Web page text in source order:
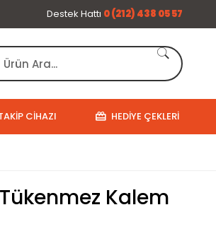
Destek Hattı 0 (212) 438 05 57
HEDIYE ÇEKLERI
CIHAZI
Kalem